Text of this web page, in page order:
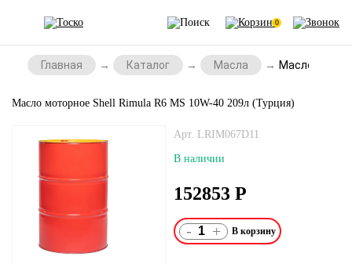
0
Главная Каталог Масла Масло
Масло моторное Shell Rimula R6 MS 10W-40 209л (Турция)
Арт. LRIM067D11
В наличии
152853 Р
- +